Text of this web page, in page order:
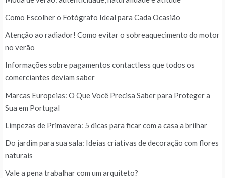
Como Escolher o Fotógrafo Ideal para Cada Ocasião
Atenção ao radiador! Como evitar o sobreaquecimento do motor
no verão
Informações sobre pagamentos contactless que todos os
comerciantes deviam saber
Marcas Europeias: O Que Você Precisa Saber para Proteger a
Sua em Portugal
Limpezas de Primavera: 5 dicas para ficar com a casa a brilhar
Do jardim para sua sala: Ideias criativas de decoração com flores
naturais
Vale a pena trabalhar com um arquiteto?